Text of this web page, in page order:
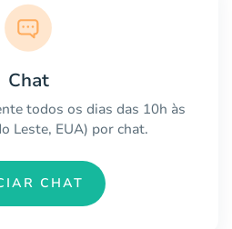
Chat
todos os dias das 10h às
Leste, EUA) por chat.
CHAT